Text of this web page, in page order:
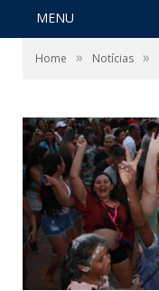
MENU
Home » Notícias »